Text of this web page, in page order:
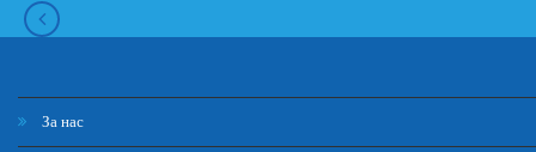
За нас